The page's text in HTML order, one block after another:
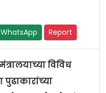
Report
विविध